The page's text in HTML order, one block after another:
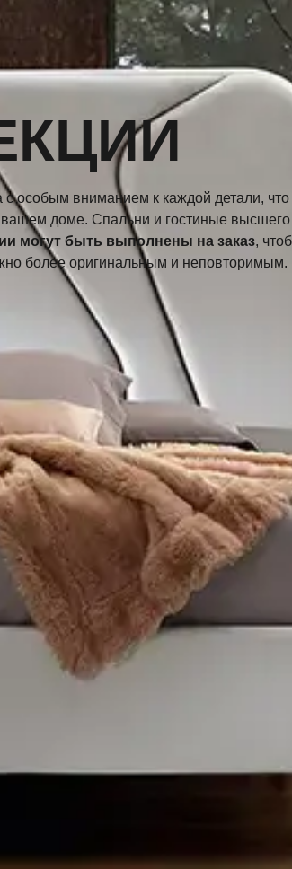
с особым вниманием к каждой детали, что
вашем доме. Спальни и гостиные высшего
могут быть выполнены на заказ,
более оригинальным и неповторимым.